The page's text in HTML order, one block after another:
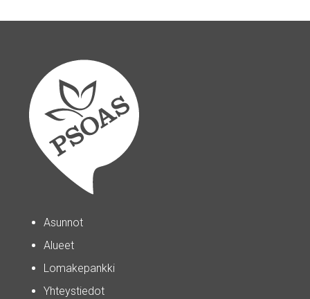
Asunnot
Alueet
Lomakepankki
Yhteystiedot